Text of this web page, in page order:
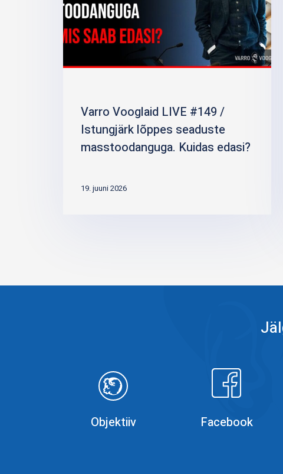
Varro Vooglaid LIVE #149 /
Istungjärk lõppes seaduste
masstoodanguga. Kuidas edasi?
19. juuni 2026
Objektiiv Facebook